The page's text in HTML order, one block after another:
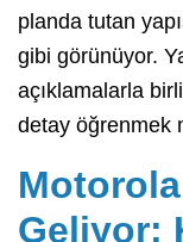
planda tutan
gibi görünüyor.
açıklamalarla
detay öğrenmek
Geliyor: